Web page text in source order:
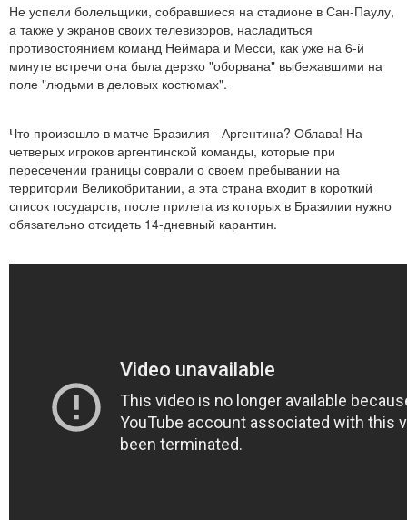
Не успели болельщики, собравшиеся на стадионе в Сан-Паулу,
а также у экранов своих телевизоров, насладиться
противостоянием команд Неймара и Месси, как уже на 6-й
минуте встречи она была дерзко "оборвана" выбежавшими на
поле "людьми в деловых костюмах".
Что произошло в матче Бразилия - Аргентина? Облава! На
четверых игроков аргентинской команды, которые при
пересечении границы соврали о своем пребывании на
территории Великобритании, а эта страна входит в короткий
список государств, после прилета из которых в Бразилии нужно
обязательно отсидеть 14-дневный карантин.